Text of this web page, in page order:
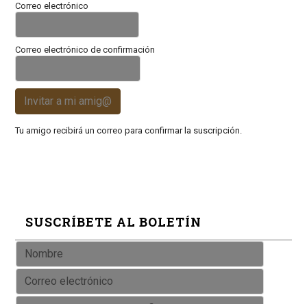
Correo electrónico
Correo electrónico de confirmación
Invitar a mi amig@
Tu amigo recibirá un correo para confirmar la suscripción.
SUSCRÍBETE AL BOLETÍN